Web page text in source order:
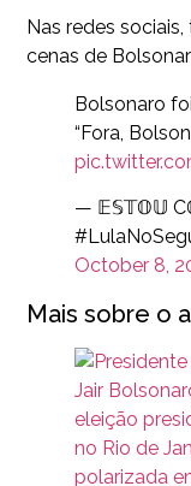
Nas redes
cenas de
Bolsonaro
“Fora,
— 𝔼𝕊𝕋𝕆𝕌
October 8,
Mais sobre o